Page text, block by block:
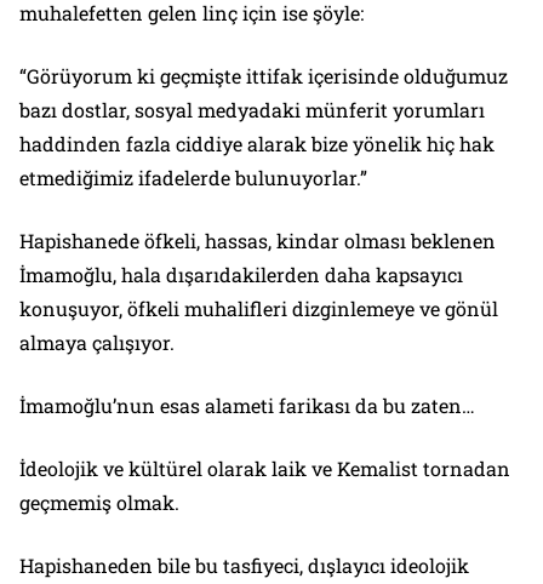
muhalefetten gelen linç için ise şöyle:
“Görüyorum ki geçmişte ittifak içerisinde olduğumuz
bazı dostlar, sosyal medyadaki münferit yorumları
haddinden fazla ciddiye alarak bize yönelik hiç hak
etmediğimiz ifadelerde bulunuyorlar.”
Hapishanede öfkeli, hassas, kindar olması beklenen
İmamoğlu, hala dışarıdakilerden daha kapsayıcı
konuşuyor, öfkeli muhalifleri dizginlemeye ve gönül
almaya çalışıyor.
İmamoğlu’nun esas alameti farikası da bu zaten…
İdeolojik ve kültürel olarak laik ve Kemalist tornadan
geçmemiş olmak.
Hapishaneden bile bu tasfiyeci, dışlayıcı ideolojik